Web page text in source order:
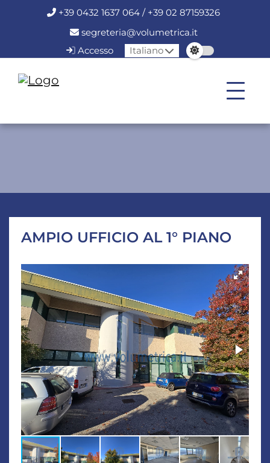
+39 0432 1637 064 / +39 02 87159326
segreteria@volumetrica.it
Accesso
Italiano
AMPIO UFFICIO AL 1° PIANO